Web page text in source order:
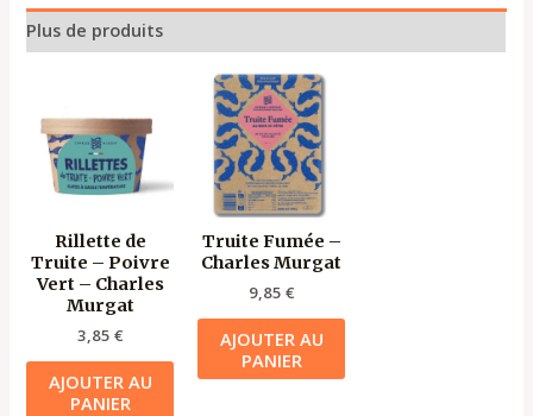
Plus de produits
Rillette de
Truite – Poivre
Vert – Charles
Murgat
3,85 €
AJOUTER AU
PANIER
Truite Fumée –
Charles Murgat
9,85 €
AJOUTER AU
PANIER